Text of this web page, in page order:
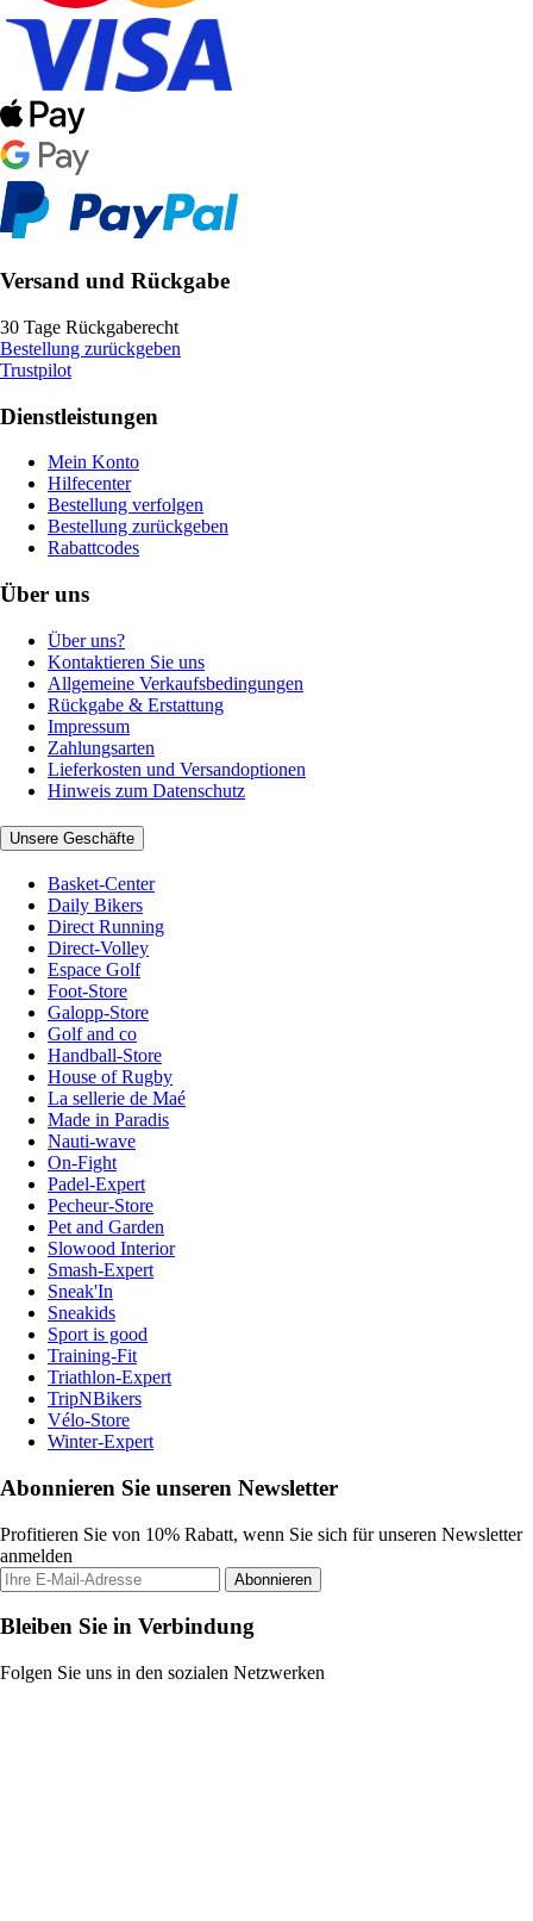
Versand und Rückgabe
30 Tage Rückgaberecht
Bestellung zurückgeben
Trustpilot
Dienstleistungen
Mein Konto
Hilfecenter
Bestellung verfolgen
Bestellung zurückgeben
Rabattcodes
Über uns
Über uns?
Kontaktieren Sie uns
Allgemeine Verkaufsbedingungen
Rückgabe & Erstattung
Impressum
Zahlungsarten
Lieferkosten und Versandoptionen
Hinweis zum Datenschutz
Unsere Geschäfte
Basket-Center
Daily Bikers
Direct Running
Direct-Volley
Espace Golf
Foot-Store
Galopp-Store
Golf and co
Handball-Store
House of Rugby
La sellerie de Maé
Made in Paradis
Nauti-wave
On-Fight
Padel-Expert
Pecheur-Store
Pet and Garden
Slowood Interior
Smash-Expert
Sneak'In
Sneakids
Sport is good
Training-Fit
Triathlon-Expert
TripNBikers
Vélo-Store
Winter-Expert
Abonnieren Sie unseren Newsletter
Profitieren Sie von 10% Rabatt, wenn Sie sich für unseren Newsletter
anmelden
Abonnieren
Bleiben Sie in Verbindung
Folgen Sie uns in den sozialen Netzwerken